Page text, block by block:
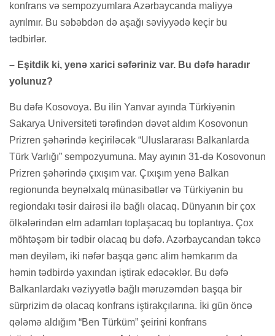
konfrans və sempozyumlara Azərbaycanda maliyyə
ayrılmır. Bu səbəbdən də aşağı səviyyədə keçir bu
tədbirlər.
– Eşitdik ki, yenə xarici səfəriniz var. Bu dəfə haradır
yolunuz?
Bu dəfə Kosovoya. Bu ilin Yanvar ayında Türkiyənin
Sakarya Universiteti tərəfindən dəvət aldım Kosovonun
Prizren şəhərində keçiriləcək “Uluslararası Balkanlarda
Türk Varlığı” sempozyumuna. May ayının 31-də Kosovonun
Prizren şəhərində çıxışım var. Çıxışım yenə Balkan
regionunda beynəlxalq münasibətlər və Türkiyənin bu
regiondakı təsir dairəsi ilə bağlı olacaq. Dünyanın bir çox
ölkələrindən elm adamları toplaşacaq bu toplantıya. Çox
möhtəşəm bir tədbir olacaq bu dəfə. Azərbaycandan təkcə
mən deyiləm, iki nəfər başqa gənc alim həmkarım da
həmin tədbirdə yaxından iştirak edəcəklər. Bu dəfə
Balkanlardakı vəziyyətlə bağlı məruzəmdən başqa bir
sürprizim də olacaq konfrans iştirakçılarına. İki gün öncə
qələmə aldığım “Ben Türküm” şeirini konfrans